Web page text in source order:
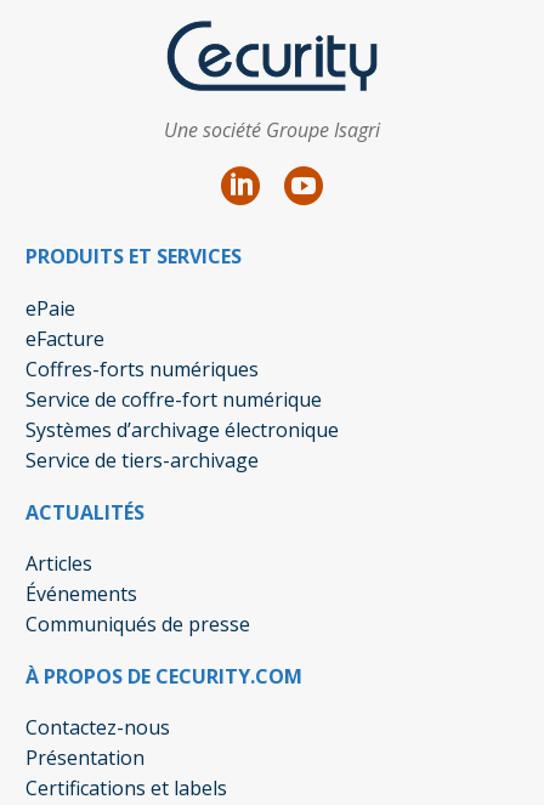
Une société Groupe Isagri
PRODUITS ET SERVICES
ePaie
eFacture
Coffres-forts numériques
Service de coffre-fort numérique
Systèmes d’archivage électronique
Service de tiers-archivage
ACTUALITÉS
Articles
Événements
Communiqués de presse
À PROPOS DE CECURITY.COM
Contactez-nous
Présentation
Certifications et labels